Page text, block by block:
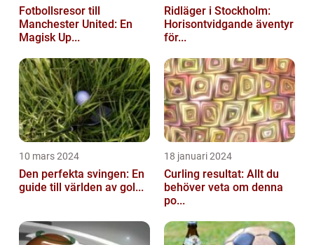
Fotbollsresor till
Manchester United: En
Magisk Up...
Ridläger i Stockholm:
Horisontvidgande äventyr
för...
10 mars 2024
Den perfekta svingen: En
guide till världen av gol...
18 januari 2024
Curling resultat: Allt du
behöver veta om denna
po...